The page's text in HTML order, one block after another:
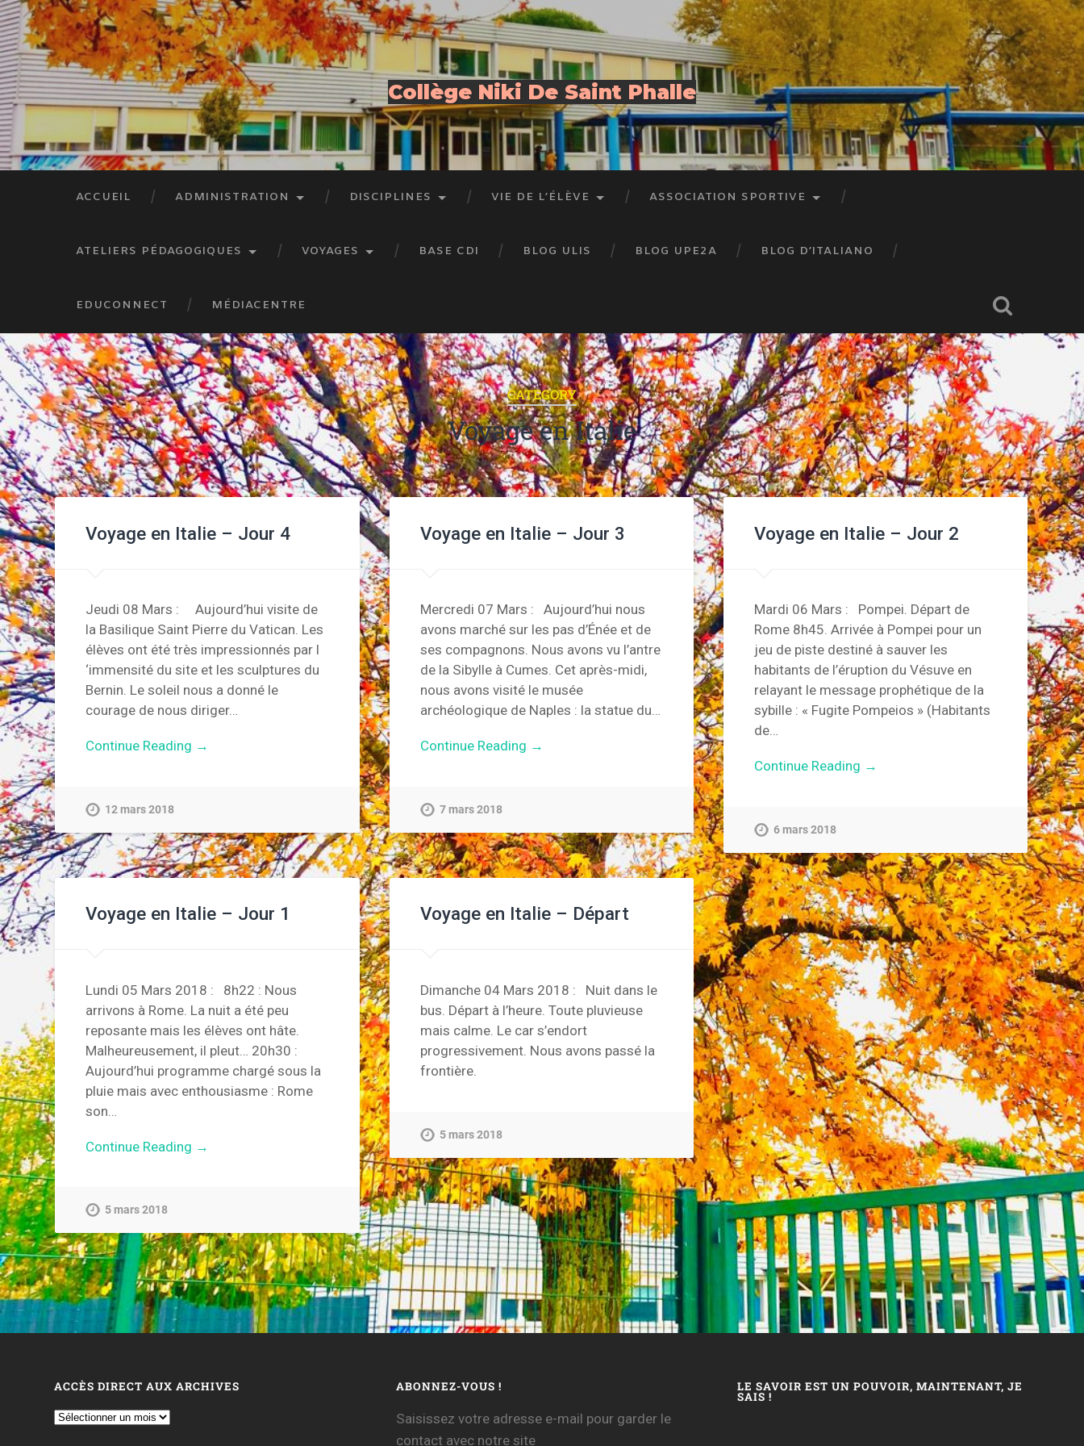
Collège Niki De Saint Phalle
ACCUEIL ADMINISTRATION DISCIPLINES VIE DE L’ÉLÈVE ASSOCIATION SPORTIVE
ATELIERS PÉDAGOGIQUES VOYAGES BASE CDI BLOG ULIS BLOG UPE2A BLOG D’ITALIANO
EDUCONNECT MÉDIACENTRE
CATEGORY
Voyage en Italie
Voyage en Italie – Jour 4
Jeudi 08 Mars : Aujourd’hui visite de
la Basilique Saint Pierre du Vatican. Les
élèves ont été très impressionnés par l
‘immensité du site et les sculptures du
Bernin. Le soleil nous a donné le
courage de nous diriger…
Continue Reading →
12 mars 2018
Voyage en Italie – Jour 3
Mercredi 07 Mars : Aujourd’hui nous
avons marché sur les pas d’Énée et de
ses compagnons. Nous avons vu l’antre
de la Sibylle à Cumes. Cet après-midi,
nous avons visité le musée
archéologique de Naples : la statue du…
Continue Reading →
7 mars 2018
Voyage en Italie – Jour 2
Mardi 06 Mars : Pompei. Départ de
Rome 8h45. Arrivée à Pompei pour un
jeu de piste destiné à sauver les
habitants de l’éruption du Vésuve en
relayant le message prophétique de la
sybille : « Fugite Pompeios » (Habitants
de…
Continue Reading →
6 mars 2018
Voyage en Italie – Jour 1
Lundi 05 Mars 2018 : 8h22 : Nous
arrivons à Rome. La nuit a été peu
reposante mais les élèves ont hâte.
Malheureusement, il pleut… 20h30 :
Aujourd’hui programme chargé sous la
pluie mais avec enthousiasme : Rome
son…
Continue Reading →
5 mars 2018
Voyage en Italie – Départ
Dimanche 04 Mars 2018 : Nuit dans le
bus. Départ à l’heure. Toute pluvieuse
mais calme. Le car s’endort
progressivement. Nous avons passé la
frontière.
5 mars 2018
ACCÈS DIRECT AUX ARCHIVES ABONNEZ-VOUS !
Saisissez votre adresse e-mail pour garder le
contact avec notre site
LE SAVOIR EST UN POUVOIR, MAINTENANT, JE
SAIS !